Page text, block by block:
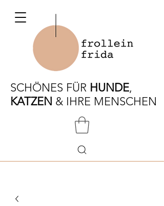
SCHÖNES FÜR HUNDE,
KATZEN & IHRE MENSCHEN